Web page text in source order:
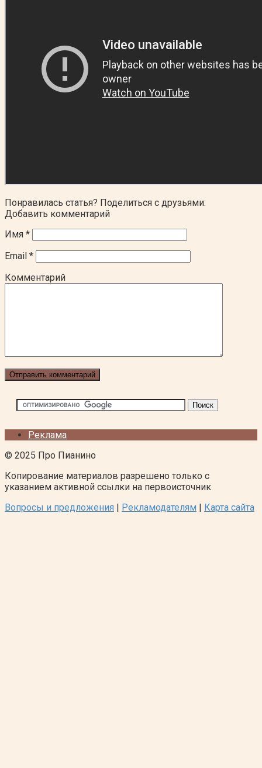
Понравилась статья? Поделиться с друзьями:
Добавить комментарий
Имя *
Email *
Комментарий
Реклама
© 2025 Про Пианино
Копирование материалов разрешено только с
указанием активной ссылки на первоисточник
Вопросы и предложения | Рекламодателям | Карта сайта